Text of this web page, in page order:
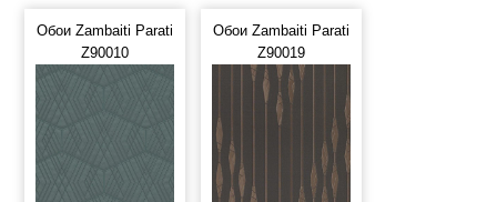
Обои Zambaiti Parati
Z90010
Обои Zambaiti Parati
Z90019